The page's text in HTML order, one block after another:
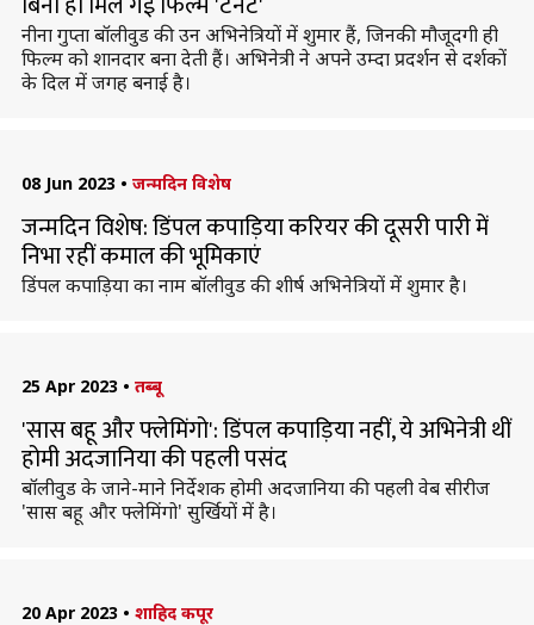
नीना गुप्ता बॉलीवुड की उन अभिनेत्रियों में शुमार हैं, जिनकी मौजूदगी ही
फिल्म को शानदार बना देती हैं। अभिनेत्री ने अपने उम्दा प्रदर्शन से दर्शकों
के दिल में जगह बनाई है।
08 Jun 2023 • जन्मदिन विशेष
जन्मदिन विशेष: डिंपल कपाड़िया करियर की दूसरी पारी में
निभा रहीं कमाल की भूमिकाएं
डिंपल कपाड़िया का नाम बॉलीवुड की शीर्ष अभिनेत्रियों में शुमार है।
25 Apr 2023 • तब्बू
'सास बहू और फ्लेमिंगो': डिंपल कपाड़िया नहीं, ये अभिनेत्री थीं
होमी अदजानिया की पहली पसंद
बॉलीवुड के जाने-माने निर्देशक होमी अदजानिया की पहली वेब सीरीज
'सास बहू और फ्लेमिंगो' सुर्खियों में है।
20 Apr 2023 • शाहिद कपूर